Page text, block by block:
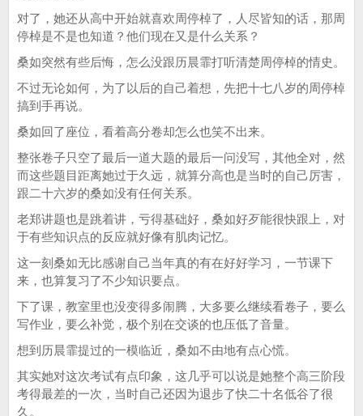
对了，她还从高中开始就喜欢周停棹了，人尽皆知的话，那周
停棹是不是也知道？他们现在又是什么关系？
桑如突然有些后悔，怎么没跟历晨霏打听清楚周停棹的情史。
不过无论如何，为了以后的自己着想，先把十七八岁的周停棹
搞到手再说。
桑如回了座位，看着高分卷却怎么也笑不出来。
整张卷子只空了最后一道大题的最后一问没写，其他全对，然
而这些题目距离她过于久远，就算分高也是当时的自己厉害，
跟二十六岁的桑如没有任何关系。
老郑讲题也是跳着讲，亏得基础好，桑如好歹能很快跟上，对
于有些知识点的反应就好像有肌肉记忆。
这一刻桑如无比感谢自己当年真的有在好好学习，一节课下
来，也算复习了不少知识要点。
下了课，教室里也没变得多闹腾，大多要么继续看卷子，要么
写作业，要么补觉，极个别在交谈的也压低了音量。
想到历晨霏提过的一模临近，桑如不由地有点心慌。
其实她对这次考试有点印象，这几乎可以说是她整个高三阶段
考得最差的一次，当时自己还因为退步了快二十名低谷了很
久。